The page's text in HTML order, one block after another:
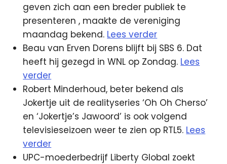
geven zich aan een breder publiek te
presenteren, maakte de vereniging
maandag bekend. Lees verder
Beau van Erven Dorens blijft bij SBS 6. Dat
heeft hij gezegd in WNL op Zondag. Lees
verder
Robert Minderhoud, beter bekend als
Jokertje uit de realityseries ‘Oh Oh Cherso’
en ‘Jokertje’s Jawoord’ is ook volgend
televisieseizoen weer te zien op RTL5. Lees
verder
UPC-moederbedrijf Liberty Global zoekt